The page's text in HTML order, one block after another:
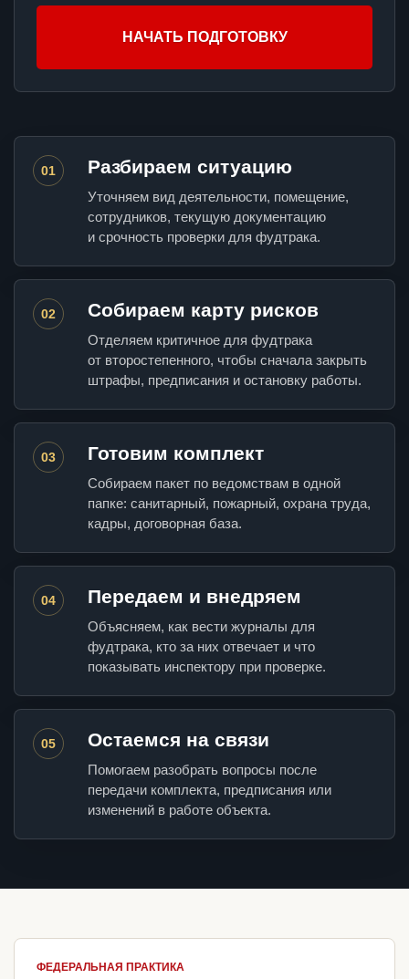
НАЧАТЬ ПОДГОТОВКУ
01 Разбираем ситуацию
Уточняем вид деятельности, помещение,
сотрудников, текущую документацию
и срочность проверки для фудтрака.
02 Собираем карту рисков
Отделяем критичное для фудтрака
от второстепенного, чтобы сначала закрыть
штрафы, предписания и остановку работы.
03 Готовим комплект
Собираем пакет по ведомствам в одной
папке: санитарный, пожарный, охрана труда,
кадры, договорная база.
04 Передаем и внедряем
Объясняем, как вести журналы для
фудтрака, кто за них отвечает и что
показывать инспектору при проверке.
05 Остаемся на связи
Помогаем разобрать вопросы после
передачи комплекта, предписания или
изменений в работе объекта.
ФЕДЕРАЛЬНАЯ ПРАКТИКА